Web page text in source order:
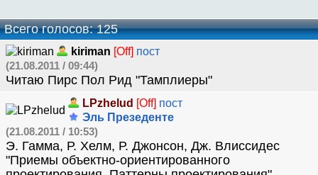
Всего голосов: 125
kiriman [Off] пост
(21.08.2011 / 09:44)
Читаю Пирс Пол Рид "Тамплиеры"
LPzhelud [Off] пост
Эль Презеденте
(21.08.2011 / 10:53)
Э. Гамма, Р. Хелм, Р. Джонсон, Дж. Влиссидес
"Приемы объектно-ориентированного